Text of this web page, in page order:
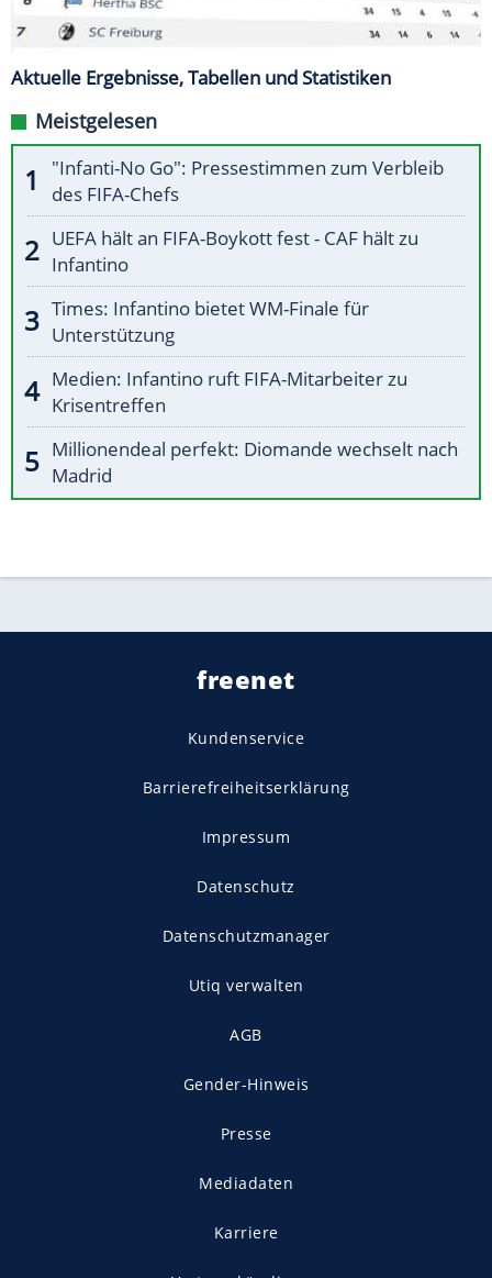
Aktuelle Ergebnisse, Tabellen und Statistiken
Meistgelesen
"Infanti-No Go": Pressestimmen zum Verbleib
des FIFA-Chefs
UEFA hält an FIFA-Boykott fest - CAF hält zu
Infantino
Times: Infantino bietet WM-Finale für
Unterstützung
Medien: Infantino ruft FIFA-Mitarbeiter zu
Krisentreffen
Millionendeal perfekt: Diomande wechselt nach
Madrid
freenet
Kundenservice
Barrierefreiheitserklärung
Impressum
Datenschutz
Datenschutzmanager
Utiq verwalten
AGB
Gender-Hinweis
Presse
Mediadaten
Karriere